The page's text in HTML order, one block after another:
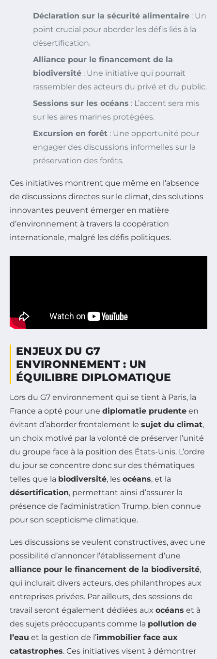
Déclaration sur la sécurité alimentaire : Un
point crucial pour aborder les défis liés à la
désertification.
Alliance pour le financement de la
biodiversité : Une initiative qui pourrait
rassembler des acteurs du privé et du public.
Sessions sur les océans : L’accent sera mis
sur les aires marines protégées.
Excursion en forêt : Une opportunité pour
engager des discussions informelles sur la
préservation des forêts.
Ces initiatives montrent que même en l’absence
de discussions directes sur le climat, des solutions
innovantes peuvent émerger en matière
d’environnement à travers la coopération
internationale, malgré les défis politiques.
ENJEUX DU G7
ENVIRONNEMENT : UN
ÉQUILIBRE DIPLOMATIQUE
Lors du G7 environnement qui se tient à Paris, la
France a opté pour une diplomatie prudente en
évitant d’aborder frontalement le sujet du climat,
un choix motivé par la volonté de préserver l’unité
du groupe face à la position des États-Unis. L’ordre
du jour se concentre donc sur des thématiques
telles que la biodiversité, les océans, et la
désertification, permettant ainsi d’assurer la
présence de l’administration Trump, bien connue
pour son scepticisme climatique.
Les discussions se veulent constructives, avec une
possibilité d’annoncer l’établissement d’une
alliance pour le financement de la biodiversité,
qui inclurait divers acteurs, des philanthropes aux
entreprises privées. Par ailleurs, des sessions de
travail seront également dédiées aux océans et à
des sujets préoccupants comme la pollution de
l’eau et la gestion de l’immobilier face aux
catastrophes. Ces initiatives visent à démontrer